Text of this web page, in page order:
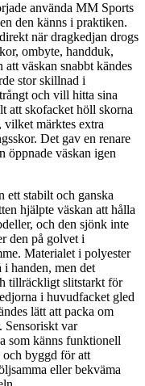
använda MM Sports
den känns i praktiken.
när dragkedjan drogs
ombyte, handduk,
väskan snabbt kändes
stor skillnad i
och vill hitta sina
att skofacket höll skorna
vilket märktes extra
Det gav en renare
öppnade väskan igen
ett stabilt och ganska
hjälpte väskan att hålla
och den sjönk inte
den på golvet i
Materialet i polyester
handen, men det
tillräckligt slitstarkt för
i huvudfacket gled
lätt att packa om
Sensoriskt var
som känns funktionell
och byggd för att
eller bekväma